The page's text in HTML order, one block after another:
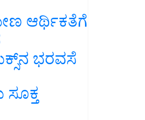
ಆರ್ಥಿಕತೆಗೆ
ಭರವಸೆ